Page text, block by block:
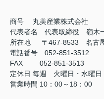
商号
丸美産業株式会社
代表者名 代表取締役 嶺木
所在地 〒467-8533 名古屋
電話番号 052-851-3512
FAX
052-851-3513
定休日 毎週 火曜日・水曜日
営業時間 10：00～18：00